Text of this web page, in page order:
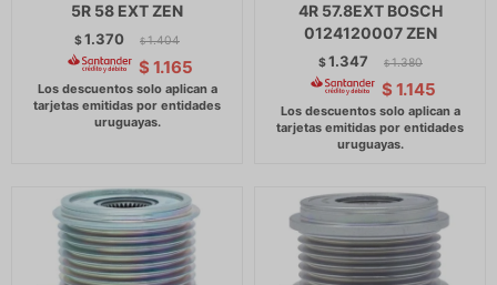
5R 58 EXT ZEN
$1.370 $ 1.404
$ 1.165
4R 57.8EXT BOSCH
0124120007 ZEN
$1.347 $ 1.380
$ 1.145